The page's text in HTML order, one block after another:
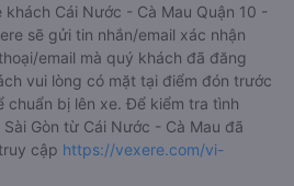
Cái Nước - Cà Mau Quận 10 -
sẽ gửi tin nhắn/email xác nhận
email mà quý khách đã đăng
vui lòng có mặt tại điểm đón trước
chuẩn bị lên xe. Để kiểm tra tình
Gòn từ Cái Nước - Cà Mau đã
cập https://vexere.com/vi-